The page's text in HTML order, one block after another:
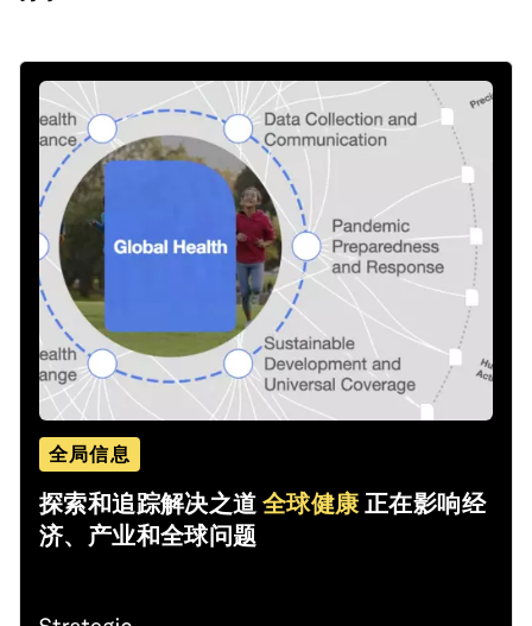
全局信息
探索和追踪解决之道全球健康正在影响经
济、产业和全球问题